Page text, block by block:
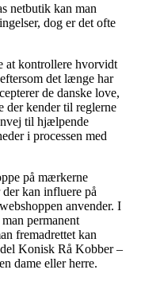
netbutik kan man
dog er det ofte
at kontrollere hvorvidt
det længe har
de danske love,
der kender til reglerne
til hjælpende
i processen med
på mærkerne
kan influere på
anvender. I
permanent
fremadrettet kan
Konisk Rå Kobber –
dame eller herre.